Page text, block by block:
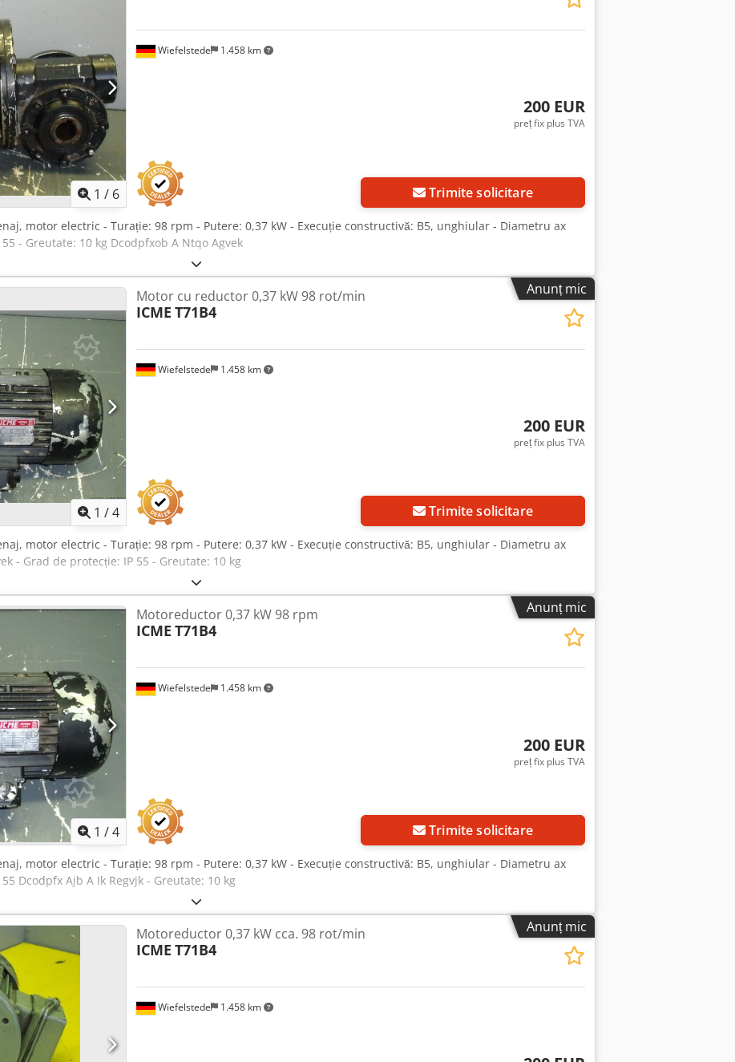
1 / 6
Wiefelstede 1.458 km
200 EUR
preț fix plus TVA
Trimite solicitare
motor electric - Turație: 98 rpm - Putere: 0,37 kW - Execuție constructivă: B5, unghiular - Diametru ax
- Greutate: 10 kg Dcodpfxob A Ntqo Agvek
Anunț mic
1 /4
Wiefelstede 1.458 km
Motor cu reductor 0,37 kW 98 rot/min
ICME T71B4
200 EUR
preț fix plus TVA
Trimite solicitare
motor electric - Turație: 98 rpm - Putere: 0,37 kW - Execuție constructivă: B5, unghiular - Diametru ax
- Grad de protecție: IP 55 - Greutate: 10 kg
Anunț mic
1 /4
Wiefelstede 1.458 km
Motoreductor 0,37 kW 98 rpm
ICME T71B4
200 EUR
preț fix plus TVA
Trimite solicitare
motor electric - Turație: 98 rpm - Putere: 0,37 kW - Execuție constructivă: B5, unghiular - Diametru ax
Dcodpfx Ajb A Ik Regvjk - Greutate: 10 kg
Anunț mic
Wiefelstede 1.458 km
Motoreductor 0,37 kW cca. 98 rot/min
ICME T71B4